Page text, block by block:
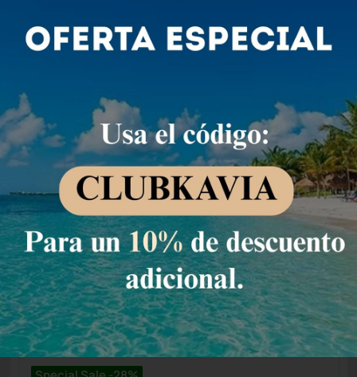
06 Ago 07 Ago 1 1 2
8
4 Personas
Ver detalle de la habitación
Condiciones de estancia
Huéspedes
Precio para
2huéspedes
Nº de habitaciones
Tarifa Web
Precio para 2 Huéspedes:
Pago en el Hotel(+1)
Permite Cancelación